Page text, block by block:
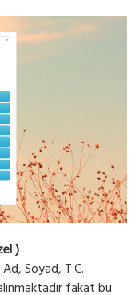
)
Soyad, T.C.
fakat bu